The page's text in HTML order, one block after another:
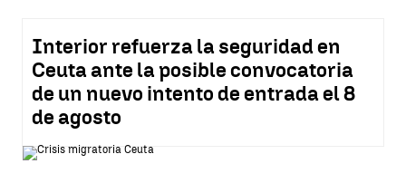
Interior refuerza la seguridad en
Ceuta ante la posible convocatoria
de un nuevo intento de entrada el 8
de agosto